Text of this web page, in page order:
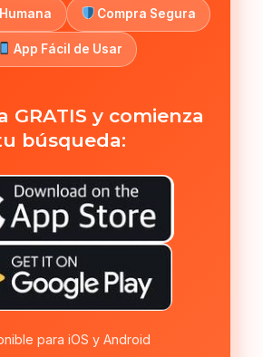
Compra Segura
App Fácil de Usar
GRATIS y comienza
búsqueda:
para iOS y Android